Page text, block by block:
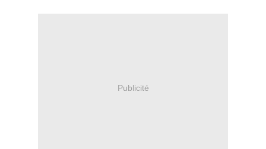
Publicité